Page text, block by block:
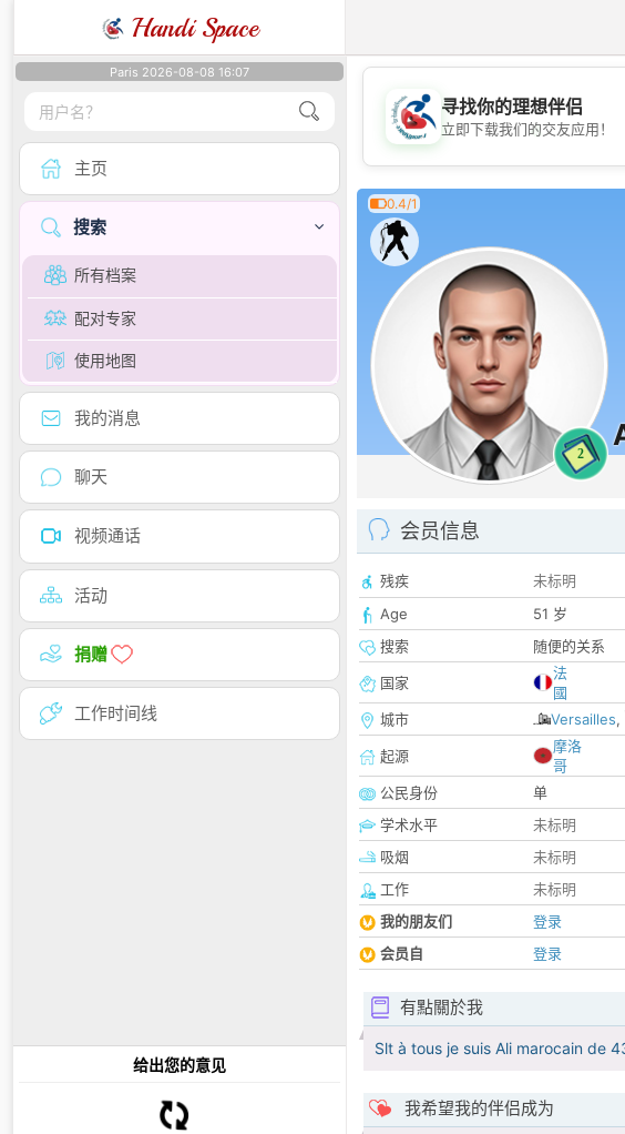
Handi Space
Paris 2026-08-08 16:07
主页
搜索
所有档案
配对专家
使用地图
我的消息
聊天
视频通话
活动
捐赠
工作时间线
给出您的意见
💖
寻找你的理想伴侣
立即下载我们的交友应用！
0.4/1
2
会员信息
残疾
未标明
Age
51 岁
搜索
随便的关系
国家
法
國
城市
Versailles,
起源
摩洛
哥
公民身份
单
学术水平
未标明
吸烟
未标明
工作
未标明
我的朋友们
登录
会员自
登录
有點關於我
Slt à tous je suis Ali marocain de
我希望我的伴侣成为